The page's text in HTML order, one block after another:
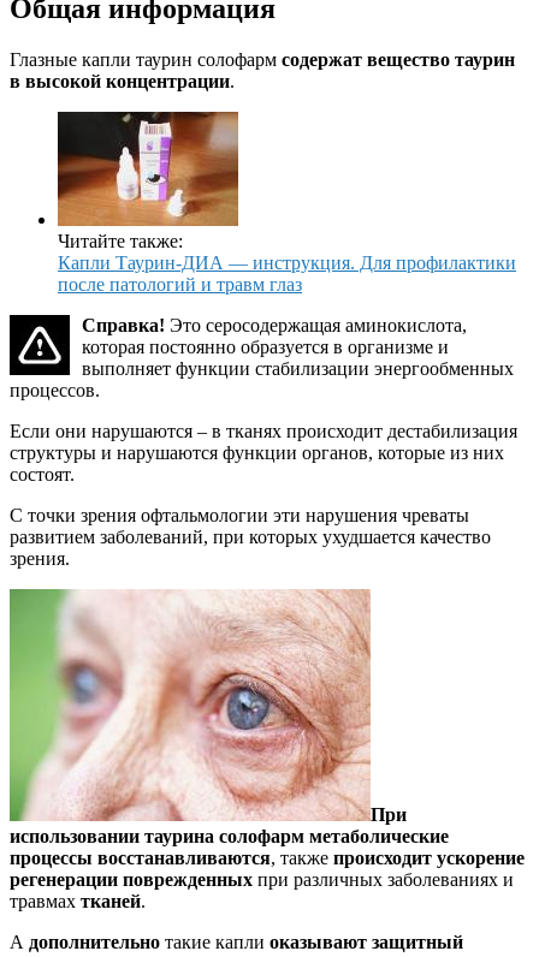
Общая информация
Глазные капли таурин солофарм содержат вещество таурин
в высокой концентрации.
Читайте также:
Капли Таурин-ДИА — инструкция. Для профилактики
после патологий и травм глаз
Справка! Это серосодержащая аминокислота,
которая постоянно образуется в организме и
выполняет функции стабилизации энергообменных
процессов.
Если они нарушаются – в тканях происходит дестабилизация
структуры и нарушаются функции органов, которые из них
состоят.
С точки зрения офтальмологии эти нарушения чреваты
развитием заболеваний, при которых ухудшается качество
зрения.
При
использовании таурина солофарм метаболические
процессы восстанавливаются, также происходит ускорение
регенерации поврежденных при различных заболеваниях и
травмах тканей.
А дополнительно такие капли оказывают защитный